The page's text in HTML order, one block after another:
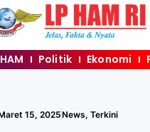
Politik Ekonomi
15, 2025News, Terkini